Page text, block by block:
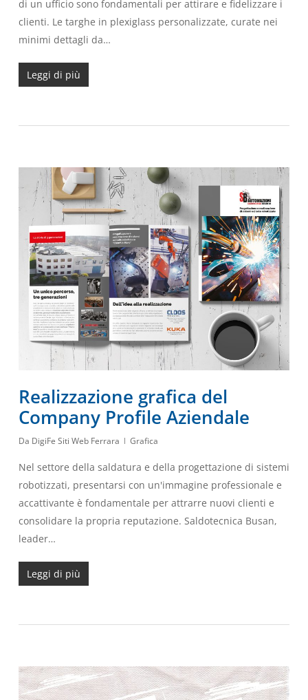
di un ufficio sono fondamentali per attirare e fidelizzare i
clienti. Le targhe in plexiglass personalizzate, curate nei
minimi dettagli da…
Leggi di più
Realizzazione grafica del
Company Profile Aziendale
Da DigiFe Siti Web Ferrara Grafica
Nel settore della saldatura e della progettazione di sistemi
robotizzati, presentarsi con un'immagine professionale e
accattivante è fondamentale per attrarre nuovi clienti e
consolidare la propria reputazione. Saldotecnica Busan,
leader…
Leggi di più